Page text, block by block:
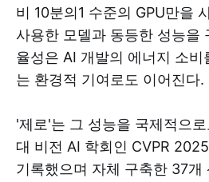
비 10분의1 수준의 GPU만을
사용한 모델과 동등한 성능을
율성은 AI 개발의 에너지 소
는 환경적 기여로도 이어진다.
'제로'는 그 성능을 국제적으
대 비전 AI 학회인 CVPR
기록했으며 자체 구축한 37개